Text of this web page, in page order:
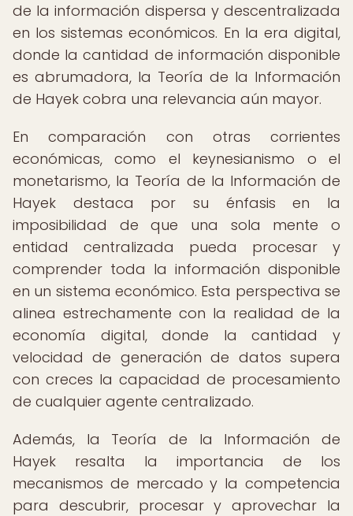
de la información dispersa y descentralizada
en los sistemas económicos. En la era digital,
donde la cantidad de información disponible
es abrumadora, la Teoría de la Información
de Hayek cobra una relevancia aún mayor.
En comparación con otras corrientes
económicas, como el keynesianismo o el
monetarismo, la Teoría de la Información de
Hayek destaca por su énfasis en la
imposibilidad de que una sola mente o
entidad centralizada pueda procesar y
comprender toda la información disponible
en un sistema económico. Esta perspectiva se
alinea estrechamente con la realidad de la
economía digital, donde la cantidad y
velocidad de generación de datos supera
con creces la capacidad de procesamiento
de cualquier agente centralizado.
Además, la Teoría de la Información de
Hayek resalta la importancia de los
mecanismos de mercado y la competencia
para descubrir, procesar y aprovechar la